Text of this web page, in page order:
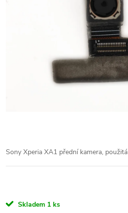
Sony Xperia XA1 přední kamera, použitá
Skladem 1 ks